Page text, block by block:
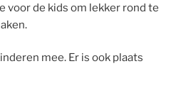
voor de kids om lekker rond te
mee. Er is ook plaats